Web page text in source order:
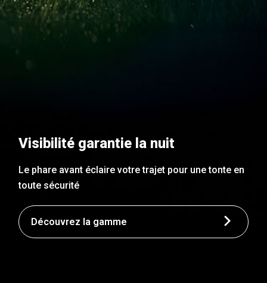
Visibilité garantie la nuit
Le phare avant éclaire votre trajet pour une tonte en
toute sécurité
Découvrez la gamme